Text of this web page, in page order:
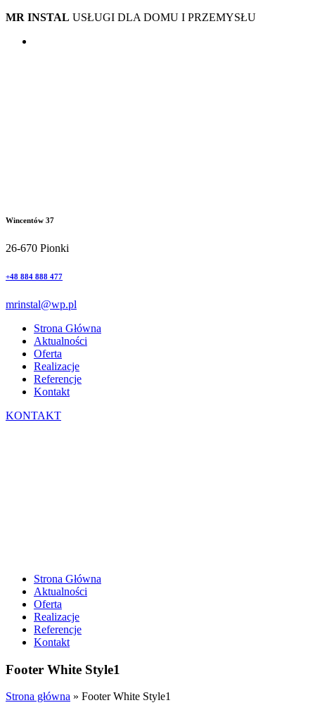
MR INSTAL USŁUGI DLA DOMU I PRZEMYSŁU
Wincentów 37
26-670 Pionki
+48 884 888 477
mrinstal@wp.pl
Strona Główna
Aktualności
Oferta
Realizacje
Referencje
Kontakt
KONTAKT
Strona Główna
Aktualności
Oferta
Realizacje
Referencje
Kontakt
Footer White Style1
Strona główna » Footer White Style1